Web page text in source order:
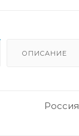
ОПИСАНИЕ
Россия